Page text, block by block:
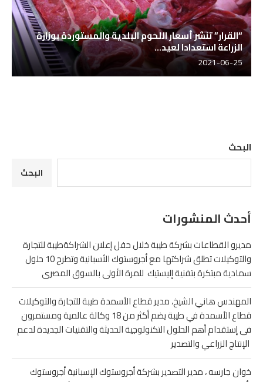
“القرار” تنشر أسعار اللحوم البلدية والمستوردة بوزارة
الزراعة استعدادا لعيد...
2021-06-25
البحث
البحث
أحدث المنشورات
مديرو القطاعات بشركة طيبة خلال حفل إعلان الشراكةطيبة للتجارة
والتوكيلات تطلق شراكتها مع أجروستوك الأسبانية وتطرح 10 حلول
سمادية مبتكرة بتفنية إليستيك للمرة الأولى بالسوق المصرى
المهندس هاني الشيخ، مدير قطاع الأسمدة طيبة للتجارة والتوكيلات
قطاع الأسمدة في طيبة يضم أكثر من 18 وكالة عالمية ومستمرون
فى إستقدام أهم الحلول التكنولوجية الحديثة والتقنيات الجديدة لدعم
الإنتاج الزراعي والتصدير
خوان جارسه ، مدير التصدير بشركة أجروستوك الإسبانية أجروستوك